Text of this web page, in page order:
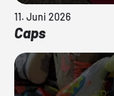
11. Juni 2026
Caps